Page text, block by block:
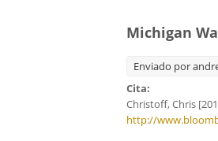
Michigan
Enviado por
Cita:
Christoff, Chris
http://